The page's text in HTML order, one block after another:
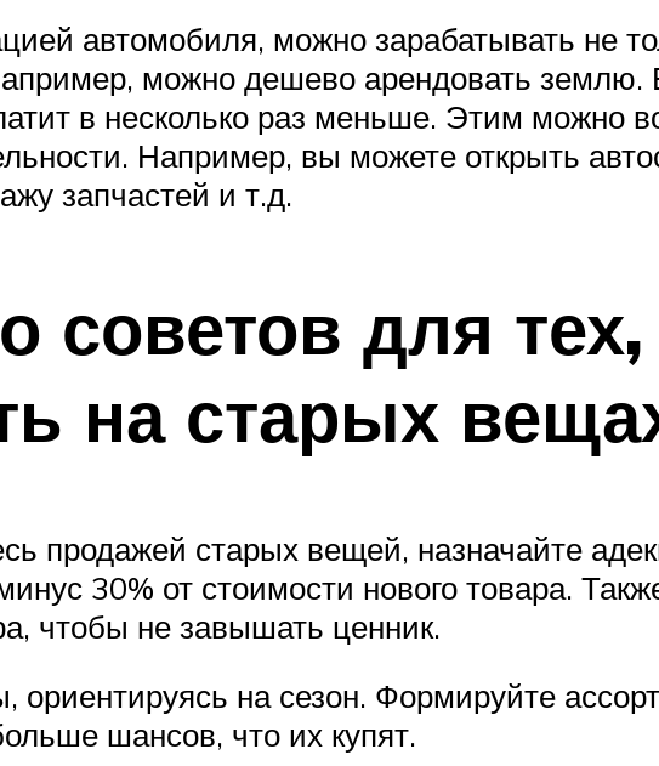
автомобиля, можно зарабатывать не
можно дешево арендовать землю.
в несколько раз меньше. Этим можно
Например, вы можете открыть
запчастей и т.д.
советов для тех,
на старых
продажей старых вещей, назначайте
30% от стоимости нового товара.
чтобы не завышать ценник.
ориентируясь на сезон. Формируйте
шансов, что их купят.